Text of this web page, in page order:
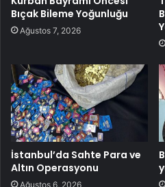
Bıçak Bileme Yoğunluğu
Ağustos 7, 2026
İstanbul’da Sahte Para ve
Altın Operasyonu
Ağustos 6, 2026